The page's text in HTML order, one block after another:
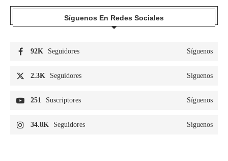
Síguenos En Redes Sociales
92K Seguidores Síguenos
2.3K Seguidores Síguenos
251 Suscriptores Síguenos
34.8K Seguidores Síguenos